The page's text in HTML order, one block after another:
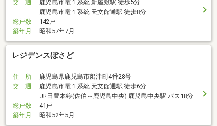
交 通
鹿児島市電１系統 新屋敷駅 徒歩5分
鹿児島市電１系統 天文館通駅 徒歩8分
総戸数
142戸
築年月
昭和57年7月
レジデンスぼさど
住 所
鹿児島県鹿児島市船津町4番28号
交 通
鹿児島市電１系統 天文館通駅 徒歩6分
JR日豊本線(佐伯～鹿児島中央) 鹿児島中央駅 バス18分
総戸数
41戸
築年月
昭和52年5月